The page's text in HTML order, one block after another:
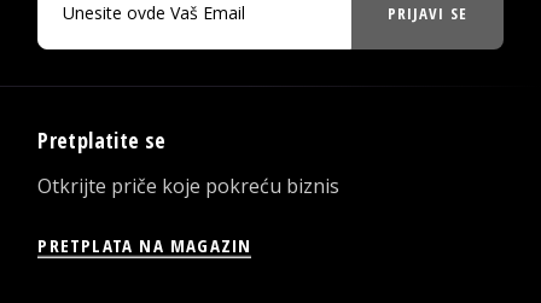
PRIJAVI SE
Pretplatite se
Otkrijte priče koje pokreću biznis
PRETPLATA NA MAGAZIN